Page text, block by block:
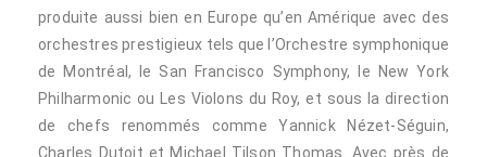
produite aussi bien en Europe qu’en Amérique avec des
orchestres prestigieux tels que l’Orchestre symphonique
de Montréal, le San Francisco Symphony, le New York
Philharmonic ou Les Violons du Roy, et sous la direction
de chefs renommés comme Yannick Nézet-Séguin,
Charles Dutoit et Michael Tilson Thomas. Avec près de